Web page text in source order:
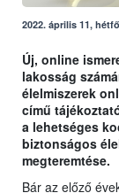
2022. április 11, hétfő
Új, online
lakosság
élelmiszerek
című
a lehetséges
biztonságos
megteremtése.
Bár az előző